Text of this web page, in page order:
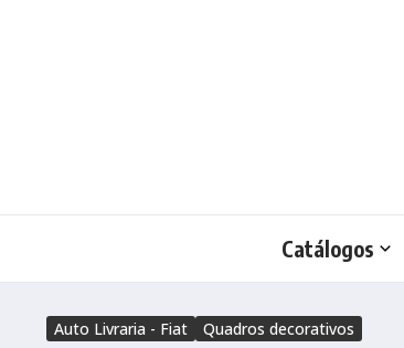
Catálogos
Auto Livraria - Fiat Quadros decorativos